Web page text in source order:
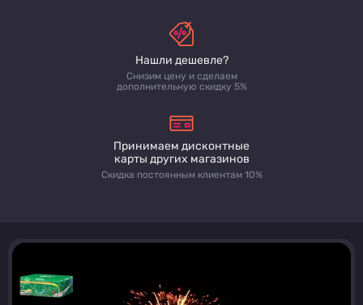
Нашли дешевле?
Снизим цену и сделаем
дополнительную скидку 5%
Принимаем дисконтные
карты других магазинов
Скидка постоянным клиентам 10%